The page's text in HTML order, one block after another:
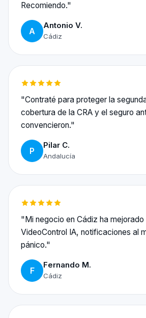
Recomiendo."
A
Antonio V.
Cádiz
"Contraté para proteger la
cobertura de la CRA y el seguro
convencieron."
P
Pilar C.
Andalucía
"Mi negocio en Cádiz ha mejorado
VideoControl IA, notificaciones al
pánico."
F
Fernando M.
Cádiz